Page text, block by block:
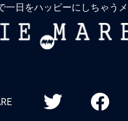
一日をハッピーにしちゃう